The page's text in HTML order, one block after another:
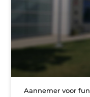
Aannemer voor